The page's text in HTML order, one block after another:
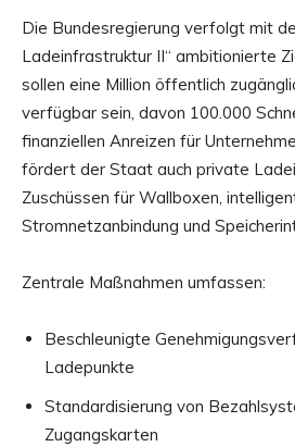
Die Bundesregierung verfolgt mit
Ladeinfrastruktur II“ ambitionierte
sollen eine Million öffentlich
verfügbar sein, davon 100.000
finanziellen Anreizen für
fördert der Staat auch private
Zuschüssen für Wallboxen,
Stromnetzanbindung und
Zentrale Maßnahmen umfassen:
Beschleunigte
Ladepunkte
Standardisierung von
Zugangskarten